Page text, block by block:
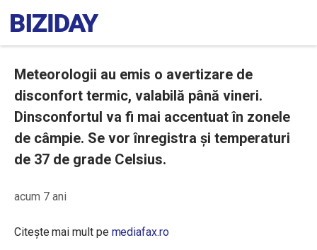
Meteorologii au emis o avertizare de
disconfort termic, valabilă până vineri.
Dinsconfortul va fi mai accentuat în zonele
de câmpie. Se vor înregistra și temperaturi
de 37 de grade Celsius.
acum 7 ani
Citește mai mult pe mediafax.ro